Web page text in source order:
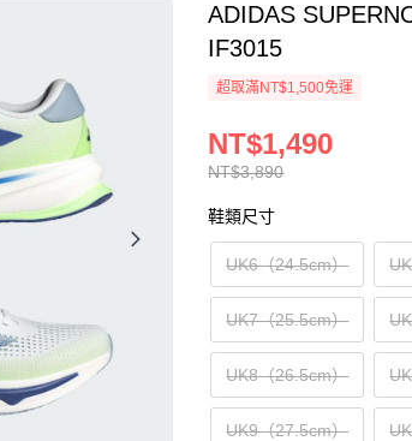
ADIDAS
IF3015
超取滿NT$1,500免運
NT$3,890
NT$1,490
鞋類尺寸
UK6（24.5cm）
UK7（25.5cm）
UK8（26.5cm）
UK9（27.5cm）